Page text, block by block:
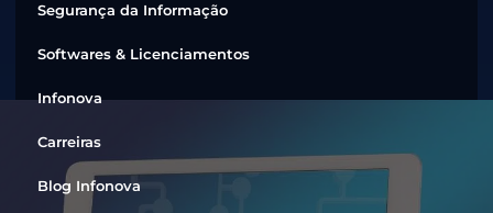
Segurança da Informação
Softwares & Licenciamentos
Infonova
Carreiras
Blog Infonova